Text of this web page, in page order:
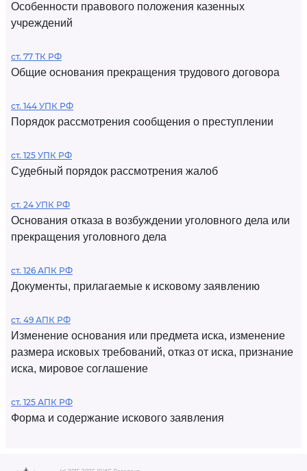
Особенности правового положения казенных
учреждений
ст. 77 ТК РФ
Общие основания прекращения трудового договора
ст. 144 УПК РФ
Порядок рассмотрения сообщения о преступлении
ст. 125 УПК РФ
Судебный порядок рассмотрения жалоб
ст. 24 УПК РФ
Основания отказа в возбуждении уголовного дела или
прекращения уголовного дела
ст. 126 АПК РФ
Документы, прилагаемые к исковому заявлению
ст. 49 АПК РФ
Изменение основания или предмета иска, изменение
размера исковых требований, отказ от иска, признание
иска, мировое соглашение
ст. 125 АПК РФ
Форма и содержание искового заявления